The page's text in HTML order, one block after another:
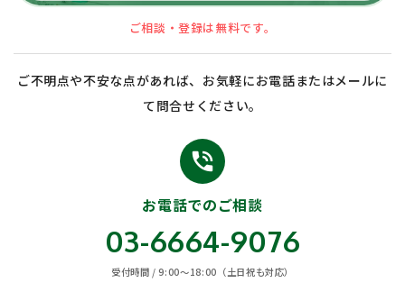
ご相談・登録は無料です。
ご不明点や不安な点があれば、お気軽にお電話またはメールに
て問合せください。
phone_in_talk
お電話でのご相談
03-6664-9076
受付時間 / 9:00〜18:00（土日祝も対応）